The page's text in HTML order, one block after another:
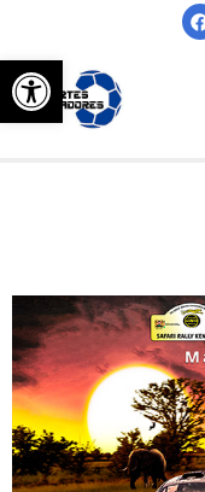
Abrir barra de